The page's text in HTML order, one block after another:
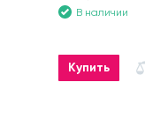
В наличии
Купить